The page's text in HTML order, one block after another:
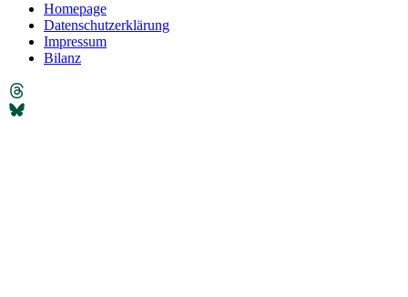
Homepage
Datenschutzerklärung
Impressum
Bilanz